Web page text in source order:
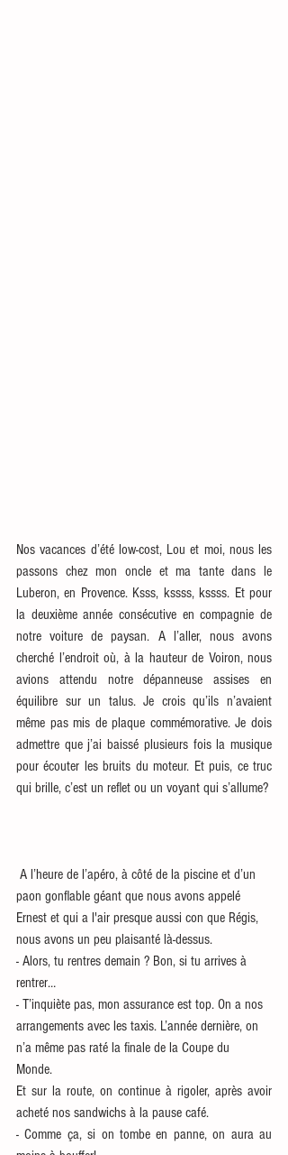
Nos vacances d’été low-cost, Lou et moi, nous les
passons chez mon oncle et ma tante dans le
Luberon, en Provence. Ksss, kssss, kssss. Et pour
la deuxième année consécutive en compagnie de
notre voiture de paysan. A l’aller, nous avons
cherché l’endroit où, à la hauteur de Voiron, nous
avions attendu notre dépanneuse assises en
équilibre sur un talus. Je crois qu’ils n’avaient
même pas mis de plaque commémorative. Je dois
admettre que j’ai baissé plusieurs fois la musique
pour écouter les bruits du moteur. Et puis, ce truc
qui brille, c’est un reflet ou un voyant qui s’allume?
paon gonflable géant que nous avons appelé
Ernest et qui a l'air presque aussi con que Régis,
nous avons un peu plaisanté là-dessus.
- Alors, tu rentres demain ? Bon, si tu arrives à
rentrer…
- T’inquiète pas, mon assurance est top. On a nos
arrangements avec les taxis. L’année dernière, on
n’a même pas raté la finale de la Coupe du
Monde.
Et sur la route, on continue à rigoler, après avoir
acheté nos sandwichs à la pause café.
- Comme ça, si on tombe en panne, on aura au